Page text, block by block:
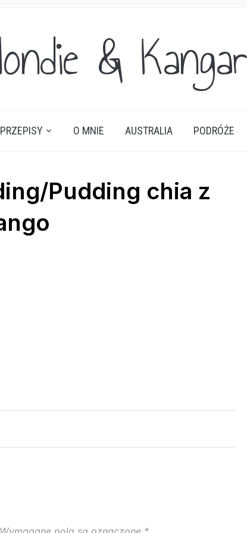
&
PRZEPISY O MNIE AUSTRALIA PODRÓŻE
Pudding chia z